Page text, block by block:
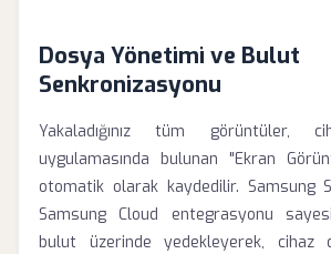
Dosya Yönetimi ve Bulut
Senkronizasyonu
Yakaladığınız tüm görüntüler,
uygulamasında bulunan "Ekran
otomatik olarak kaydedilir. Samsung
Samsung Cloud entegrasyonu
bulut üzerinde yedekleyerek, cihaz